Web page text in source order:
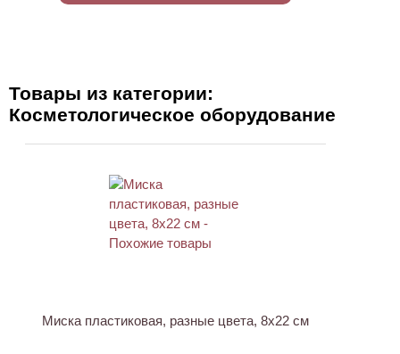
Товары из категории:
Косметологическое оборудование
Миска пластиковая, разные цвета, 8x22 см